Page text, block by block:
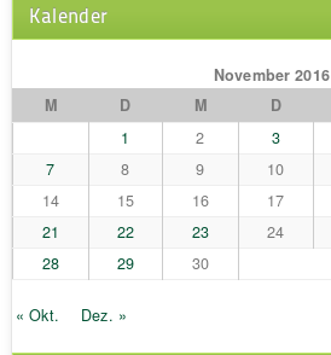
Kalender
November 2016
M
D M D
1
2 3
7
8 9 10
14
15 16 17
21
22 23 24
28
29 30
« Okt. Dez. »